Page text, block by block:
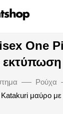
One
Ρούχα
μαύρο